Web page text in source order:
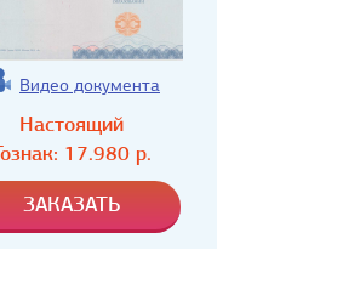
Видео документа
Настоящий
17.980р.